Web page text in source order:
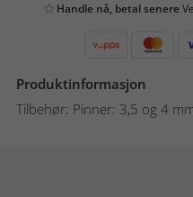
Handle nå, betal senere
Produktinformasjon
Tilbehør: Pinner: 3,5 og 4